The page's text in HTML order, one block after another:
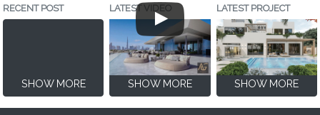
RECENT POST
SHOW MORE
LATEST VIDEO
SHOW MORE
LATEST PROJECT
SHOW MORE